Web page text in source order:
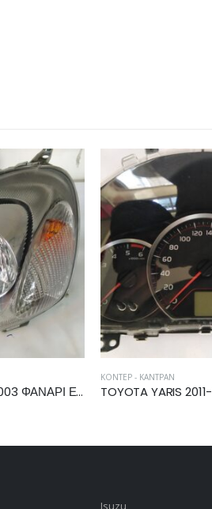
TOYOTA YARIS 2011-2017 ΚΟΝΤΕΡ 83800-0DR20
ΦΑΝΆΡΙΑ ΕΜΠΡΌΣ
Isuzu